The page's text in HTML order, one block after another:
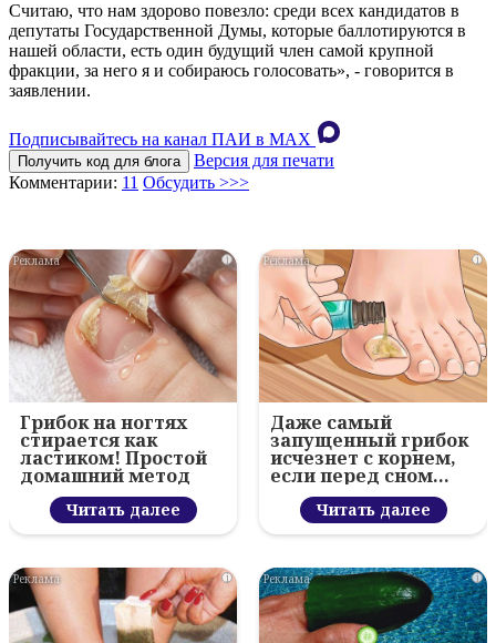
Считаю, что нам здорово повезло: среди всех кандидатов в
депутаты Государственной Думы, которые баллотируются в
нашей области, есть один будущий член самой крупной
фракции, за него я и собираюсь голосовать», - говорится в
заявлении.
Подписывайтесь на канал ПАИ в MAХ
Получить код для блога
Версия для печати
Комментарии: 11 Обсудить >>>
i
Грибок на ногтях
стирается как
ластиком! Простой
домашний метод
Читать далее
i
Даже самый
запущенный грибок
исчезнет с корнем,
если перед сном…
Читать далее
i i